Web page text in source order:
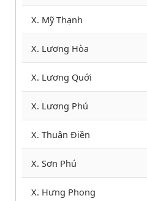
X. Mỹ Thạnh
X. Lương Hòa
X. Lương Quới
X. Lương Phú
X. Thuận Điền
X. Sơn Phú
X. Hưng Phong